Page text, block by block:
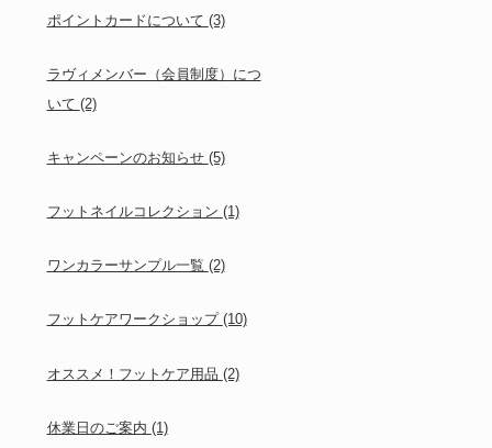
ポイントカードについて (3)
ラヴィメンバー（会員制度）につ
いて (2)
キャンペーンのお知らせ (5)
フットネイルコレクション (1)
ワンカラーサンプル一覧 (2)
フットケアワークショップ (10)
オススメ！フットケア用品 (2)
休業日のご案内 (1)